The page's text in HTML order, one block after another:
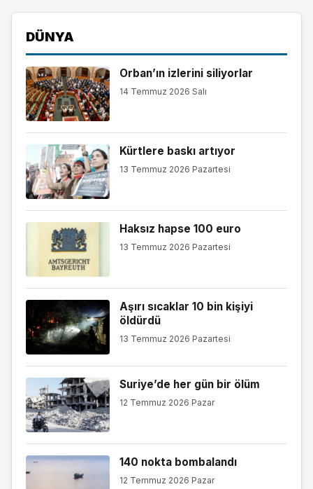
DÜNYA
Orban’ın izlerini siliyorlar
14 Temmuz 2026 Salı
Kürtlere baskı artıyor
13 Temmuz 2026 Pazartesi
Haksız hapse 100 euro
13 Temmuz 2026 Pazartesi
Aşırı sıcaklar 10 bin kişiyi
öldürdü
13 Temmuz 2026 Pazartesi
Suriye’de her gün bir ölüm
12 Temmuz 2026 Pazar
140 nokta bombalandı
12 Temmuz 2026 Pazar